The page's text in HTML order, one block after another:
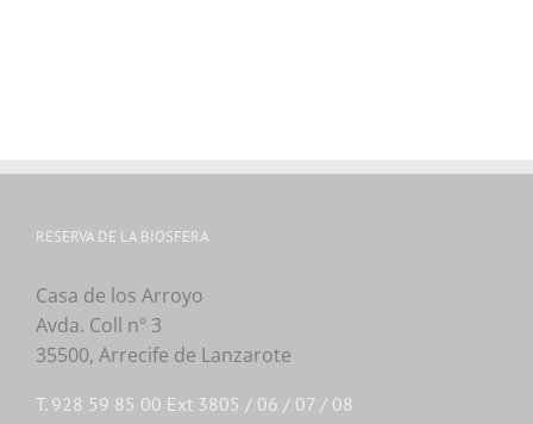
RESERVA DE LA BIOSFERA
Casa de los Arroyo
Avda. Coll nº 3
35500, Arrecife de Lanzarote
T. 928 59 85 00 Ext 3805 / 06 / 07 / 08